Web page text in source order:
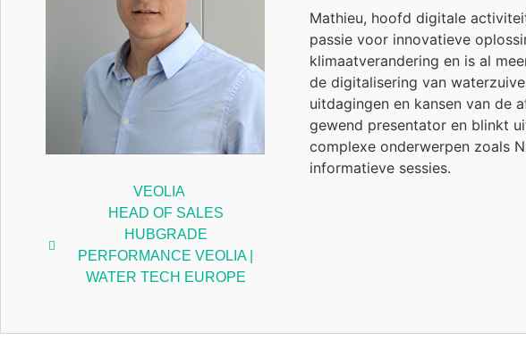
VEOLIA
HEAD OF SALES
HUBGRADE
PERFORMANCE VEOLIA |
WATER TECH EUROPE
Mathieu, hoofd digitale
passie voor innovatieve
klimaatverandering en is al
de digitalisering van
uitdagingen en kansen van de
gewend presentator en blinkt
complexe onderwerpen zoals
informatieve sessies.